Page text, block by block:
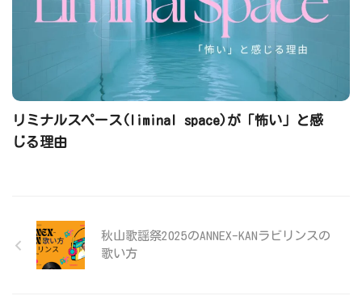
リミナルスペース(liminal space)が「怖い」と感
じる理由
秋山歌謡祭2025のANNEX-KANラビリンスの
歌い方